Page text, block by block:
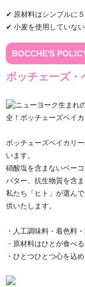
✔ 原材料はシンプルに５
✔ 小麦を使用していな
BOCCHE'S
ボッチェーズ・
ボッチェーズベイカリ
います。
硝酸塩を含まないベー
バター、抗生物質を含ま
私たち「ヒト」が選ん
供いたします。
・人工調味料・着色料
・原材料はひとが食べ
・ひとつひとつ心を込